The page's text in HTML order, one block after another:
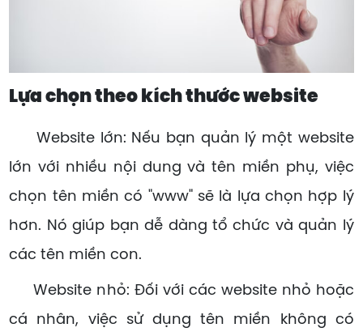
Lựa chọn theo kích thước website
Website lớn: Nếu bạn quản lý một website
lớn với nhiều nội dung và tên miền phụ, việc
chọn tên miền có "www" sẽ là lựa chọn hợp lý
hơn. Nó giúp bạn dễ dàng tổ chức và quản lý
các tên miền con.
Website nhỏ: Đối với các website nhỏ hoặc
cá nhân, việc sử dụng tên miền không có